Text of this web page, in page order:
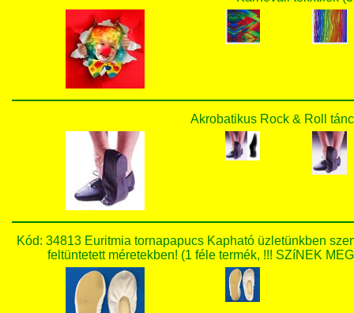
Akrobatikus Rock & Roll
Kód: 34813 Euritmia tornapapucs Kapható üzletünkben
feltüntetett méretekben! (1 féle termék, !!! SZíNEK